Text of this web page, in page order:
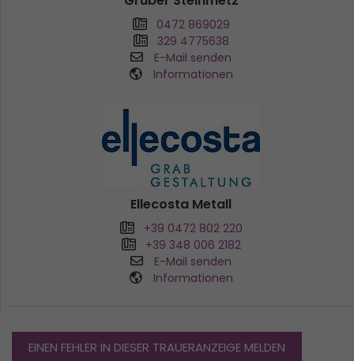
0472 869029
329 4775638
E-Mail senden
Informationen
Ellecosta Metall
+39 0472 802 220
+39 348 006 2182
E-Mail senden
Informationen
EINEN FEHLER IN DIESER TRAUERANZEIGE MELDEN